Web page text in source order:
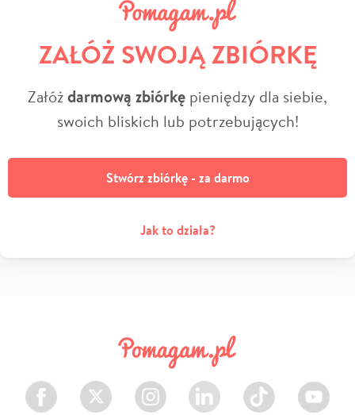
ZAŁÓŻ SWOJĄ ZBIÓRKĘ
Załóżdarmową zbiórkę pieniędzy dla siebie,
swoich bliskich lub potrzebujących!
Stwórz zbiórkę - za darmo
Jak to działa?
Facebook Twitter Instagram LinkedIn TikTok Youtube